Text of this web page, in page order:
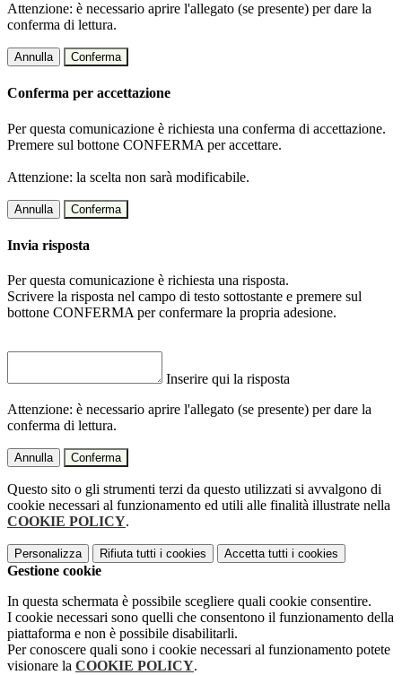
Attenzione: è necessario aprire l'allegato (se presente) per dare la
conferma di lettura.
Annulla Conferma
Conferma per accettazione
Per questa comunicazione è richiesta una conferma di accettazione.
Premere sul bottone CONFERMA per accettare.
Attenzione: la scelta non sarà modificabile.
Annulla Conferma
Invia risposta
Per questa comunicazione è richiesta una risposta.
Scrivere la risposta nel campo di testo sottostante e premere sul
bottone CONFERMA per confermare la propria adesione.
Inserire qui la risposta
Attenzione: è necessario aprire l'allegato (se presente) per dare la
conferma di lettura.
Annulla Conferma
Questo sito o gli strumenti terzi da questo utilizzati si avvalgono di
cookie necessari al funzionamento ed utili alle finalità illustrate nella
COOKIE POLICY.
Personalizza Rifiuta tutti i cookies Accetta tutti i cookies
Gestione cookie
In questa schermata è possibile scegliere quali cookie consentire.
I cookie necessari sono quelli che consentono il funzionamento della
piattaforma e non è possibile disabilitarli.
Per conoscere quali sono i cookie necessari al funzionamento potete
visionare la COOKIE POLICY.